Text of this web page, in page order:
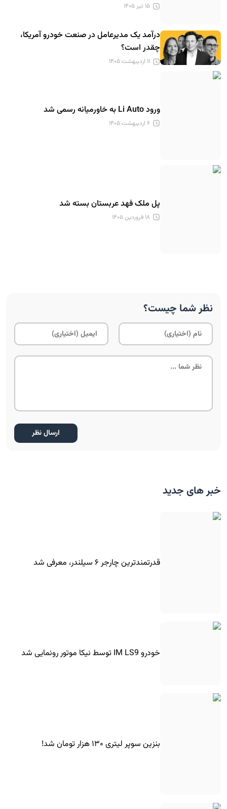
۱۵ تیر ۱۴۰۵
درآمد یک مدیرعامل در صنعت خودرو آمریکا،
چقدر است؟
۱۱ اردیبهشت ۱۴۰۵
ورود Li Auto به خاورمیانه رسمی شد
۶ اردیبهشت ۱۴۰۵
پل ملک فهد عربستان بسته شد
۱۸ فروردین ۱۴۰۵
نظر شما چیست؟
خبر های جدید
قدرتمندترین چارجر ۶ سیلندر، معرفی شد
خودرو IM LS9 توسط نیکا موتور رونمایی شد
بنزین سوپر لیتری ۱۳۰ هزار تومان شد!